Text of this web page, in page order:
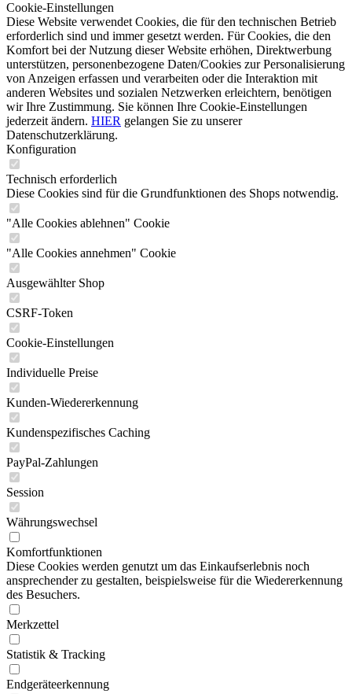
Cookie-Einstellungen
Diese Website verwendet Cookies, die für den technischen Betrieb
erforderlich sind und immer gesetzt werden. Für Cookies, die den
Komfort bei der Nutzung dieser Website erhöhen, Direktwerbung
unterstützen, personenbezogene Daten/Cookies zur Personalisierung
von Anzeigen erfassen und verarbeiten oder die Interaktion mit
anderen Websites und sozialen Netzwerken erleichtern, benötigen
wir Ihre Zustimmung. Sie können Ihre Cookie-Einstellungen
jederzeit ändern. HIER gelangen Sie zu unserer
Datenschutzerklärung.
Konfiguration
Technisch erforderlich
Diese Cookies sind für die Grundfunktionen des Shops notwendig.
"Alle Cookies ablehnen" Cookie
"Alle Cookies annehmen" Cookie
Ausgewählter Shop
CSRF-Token
Cookie-Einstellungen
Individuelle Preise
Kunden-Wiedererkennung
Kundenspezifisches Caching
PayPal-Zahlungen
Session
Währungswechsel
Komfortfunktionen
Diese Cookies werden genutzt um das Einkaufserlebnis noch
ansprechender zu gestalten, beispielsweise für die Wiedererkennung
des Besuchers.
Merkzettel
Statistik & Tracking
Endgeräteerkennung